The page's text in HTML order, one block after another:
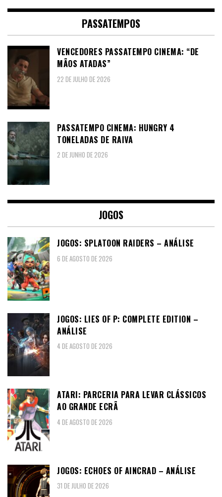
PASSATEMPOS
VENCEDORES PASSATEMPO CINEMA: “DE
MÃOS ATADAS”
22 DE JULHO DE 2026
PASSATEMPO CINEMA: HUNGRY 4
TONELADAS DE RAIVA
2 DE JUNHO DE 2026
JOGOS
JOGOS: SPLATOON RAIDERS – ANÁLISE
6 DE AGOSTO DE 2026
JOGOS: LIES OF P: COMPLETE EDITION –
ANÁLISE
4 DE AGOSTO DE 2026
ATARI: PARCERIA PARA LEVAR CLÁSSICOS
AO GRANDE ECRÃ
4 DE AGOSTO DE 2026
JOGOS: ECHOES OF AINCRAD – ANÁLISE
31 DE JULHO DE 2026